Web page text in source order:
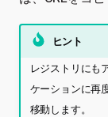
ヒント
レジストリにも
ケーションに再
移動します。